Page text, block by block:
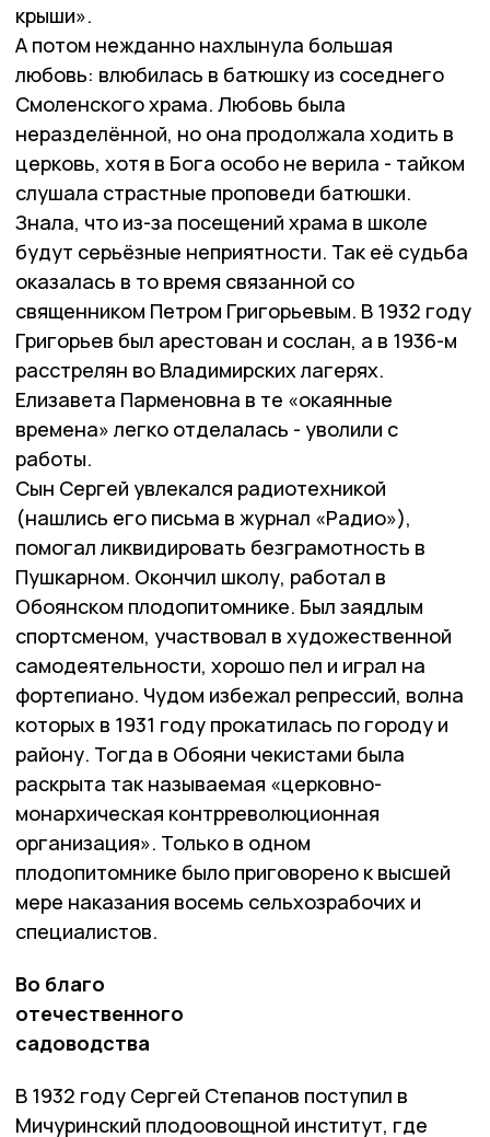
крыши».
А потом нежданно нахлынула большая
любовь: влюбилась в батюшку из соседнего
Смоленского храма. Любовь была
неразделённой, но она продолжала ходить в
церковь, хотя в Бога особо не верила - тайком
слушала страстные проповеди батюшки.
Знала, что из-за посещений храма в школе
будут серьёзные неприятности. Так её судьба
оказалась в то время связанной со
священником Петром Григорьевым. В 1932 году
Григорьев был арестован и сослан, а в 1936-м
расстрелян во Владимирских лагерях.
Елизавета Парменовна в те «окаянные
времена» легко отделалась - уволили с
работы.
Сын Сергей увлекался радиотехникой
(нашлись его письма в журнал «Радио»),
помогал ликвидировать безграмотность в
Пушкарном. Окончил школу, работал в
Обоянском плодопитомнике. Был заядлым
спортсменом, участвовал в художественной
самодеятельности, хорошо пел и играл на
фортепиано. Чудом избежал репрессий, волна
которых в 1931 году прокатилась по городу и
району. Тогда в Обояни чекистами была
раскрыта так называемая «церковно-
монархическая контрреволюционная
организация». Только в одном
плодопитомнике было приговорено к высшей
мере наказания восемь сельхозрабочих и
специалистов.
Во благо
отечественного
садоводства
В 1932 году Сергей Степанов поступил в
Мичуринский плодоовощной институт, где